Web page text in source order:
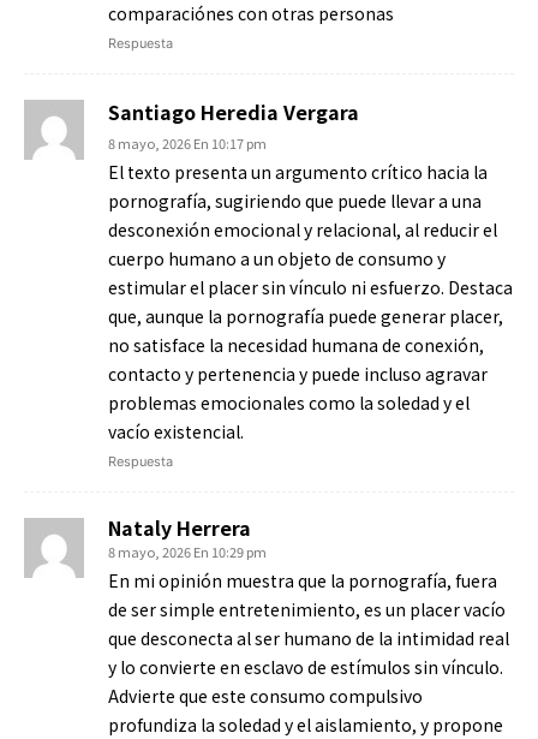
comparaciónes con otras personas
Respuesta
Santiago Heredia Vergara
8 mayo, 2026 En 10:17 pm
El texto presenta un argumento crítico hacia la
pornografía, sugiriendo que puede llevar a una
desconexión emocional y relacional, al reducir el
cuerpo humano a un objeto de consumo y
estimular el placer sin vínculo ni esfuerzo. Destaca
que, aunque la pornografía puede generar placer,
no satisface la necesidad humana de conexión,
contacto y pertenencia y puede incluso agravar
problemas emocionales como la soledad y el
vacío existencial.
Respuesta
Nataly Herrera
8 mayo, 2026 En 10:29 pm
En mi opinión muestra que la pornografía, fuera
de ser simple entretenimiento, es un placer vacío
que desconecta al ser humano de la intimidad real
y lo convierte en esclavo de estímulos sin vínculo.
Advierte que este consumo compulsivo
profundiza la soledad y el aislamiento, y propone